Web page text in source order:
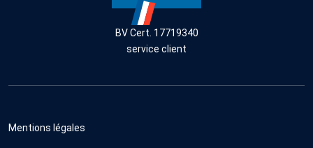
BV Cert. 17719340
service client
Mentions légales